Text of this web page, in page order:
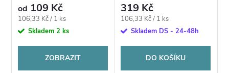
od 109 Kč
Měrná
cena:
106,33 Kč / 1 ks
Skladem2 ks
ZOBRAZIT
319 Kč
Měrná
cena:
106,33 Kč / 1 ks
Skladem DS - 24-48h
DO KOŠÍKU